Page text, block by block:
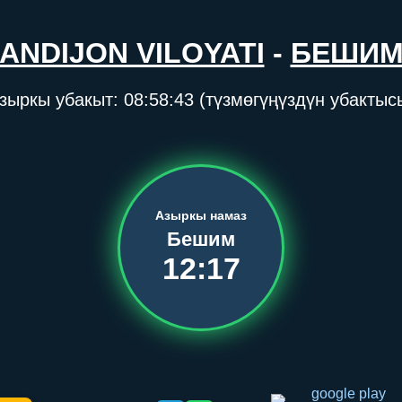
VILOYATI -
убакыт: 08:58:44(түзмөгүңүздүн
Азыркы намаз
Бешим
12:17